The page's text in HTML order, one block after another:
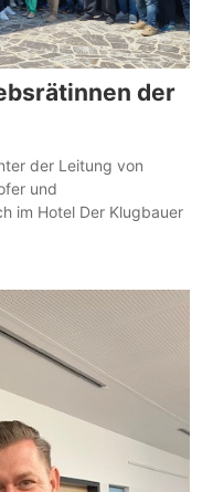
der
der Leitung von
und
im Hotel Der Klugbauer